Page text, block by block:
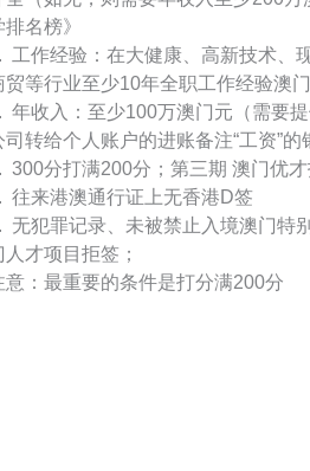
排名榜》
工作经验：在大健康、高新技术、
贸等行业至少10年全职工作经验澳
年收入：至少100万澳门元（需要
司转给个人账户的进账备注“工资”的
300分打满200分；第三期 澳门优
往来港澳通行证上无香港D签
无犯罪记录、未被禁止入境澳门特
人才项目拒签；
意：最重要的条件是打分满200分